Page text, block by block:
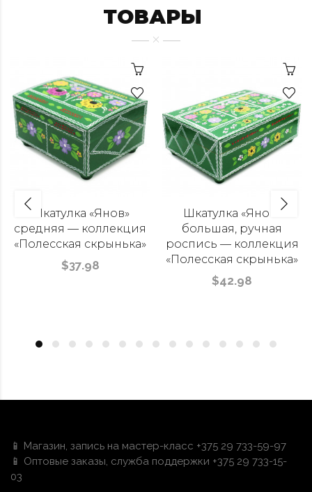
ТОВАРЫ
Шкатулка «Янов»
средняя — коллекция
«Полесская скрынька»
$37.98
Шкатулка «Янов»
большая, ручная
роспись — коллекция
«Полесская скрынька»
$42.98
📱 Магазин, запись на мастер-класс +375 29 733-59-97
📱 Оптовые заказы, служба поддержки +375 29 733-15-
03